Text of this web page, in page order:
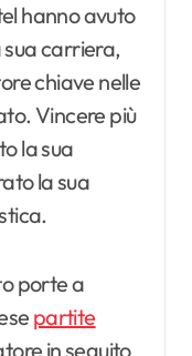
hanno avuto
carriera,
chiave nelle
Vincere più
la sua
la sua
porte a
partite
in seguito